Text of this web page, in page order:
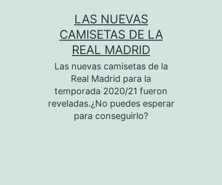
LAS NUEVAS
CAMISETAS DE LA
REAL MADRID
Las nuevas camisetas de la
Real Madrid para la
temporada 2020/21 fueron
reveladas.¿No puedes esperar
para conseguirlo?